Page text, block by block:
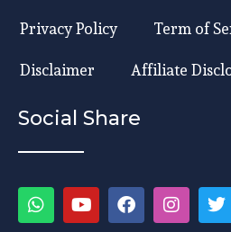
Privacy Policy
Term of
Disclaimer
Affiliate
Social Share